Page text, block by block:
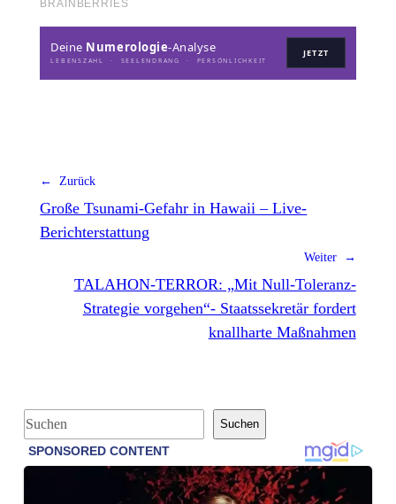
Deine Numerologie-Analyse
LEBENSZAHL · SEELENDRANG · PERSÖNLICHKEIT
JETZT
← Zurück
Große Tsunami-Gefahr in Hawaii – Live-
Berichterstattung
Weiter →
TALAHON-TERROR: „Mit Null-Toleranz-
Strategie vorgehen“- Staatssekretär fordert
knallharte Maßnahmen
S
u
Suchen